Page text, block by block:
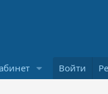
Войти